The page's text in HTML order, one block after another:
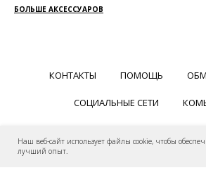
БОЛЬШЕ АКСЕССУАРОВ
Наш веб-сайт использует файлы cookie, чтобы
лучший опыт.
КОНТАКТЫ ПОМОЩЬ
СОЦИАЛЬНЫЕ СЕТИ